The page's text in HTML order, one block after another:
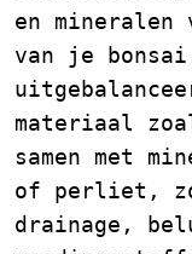
en mineralen
van je
materiaal
samen met
of perliet,
drainage,